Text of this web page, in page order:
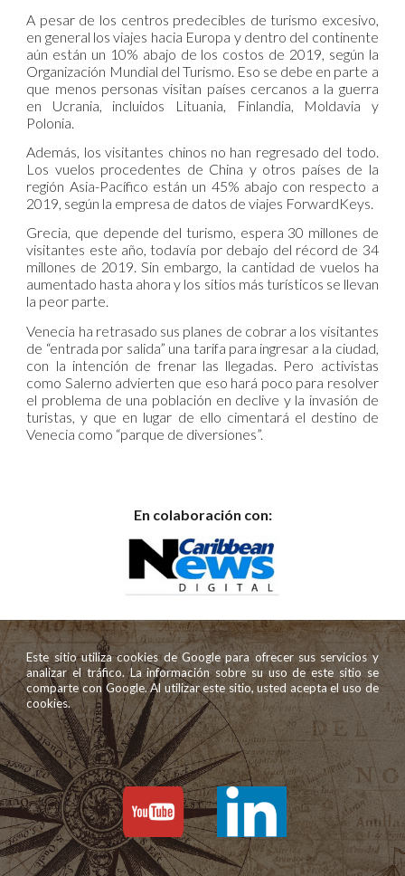
A pesar de los centros predecibles de turismo excesivo,
en general los viajes hacia Europa y dentro del continente
aún están un 10% abajo de los costos de 2019, según la
Organización Mundial del Turismo. Eso se debe en parte a
que menos personas visitan países cercanos a la guerra
en Ucrania, incluidos Lituania, Finlandia, Moldavia y
Polonia.
Además, los visitantes chinos no han regresado del todo.
Los vuelos procedentes de China y otros países de la
región Asia-Pacífico están un 45% abajo con respecto a
2019, según la empresa de datos de viajes ForwardKeys.
Grecia, que depende del turismo, espera 30 millones de
visitantes este año, todavía por debajo del récord de 34
millones de 2019. Sin embargo, la cantidad de vuelos ha
aumentado hasta ahora y los sitios más turísticos se llevan
la peor parte.
Venecia ha retrasado sus planes de cobrar a los visitantes
de “entrada por salida” una tarifa para ingresar a la ciudad,
con la intención de frenar las llegadas. Pero activistas
como Salerno advierten que eso hará poco para resolver
el problema de una población en declive y la invasión de
turistas, y que en lugar de ello cimentará el destino de
Venecia como “parque de diversiones”.
En colaboración con:
Este sitio utiliza cookies de Google para ofrecer sus servicios y
analizar el tráfico. La información sobre su uso de este sitio se
comparte con Google. Al utilizar este sitio, usted acepta el uso de
cookies.